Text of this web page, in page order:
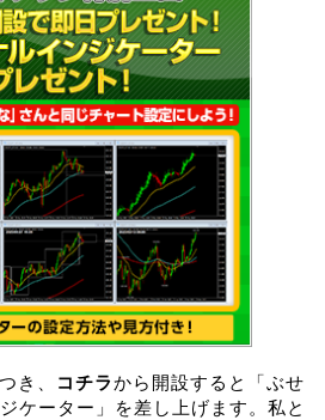
き、 コチラから開設すると「ぶせ
ケーター」を差し上げます。私と